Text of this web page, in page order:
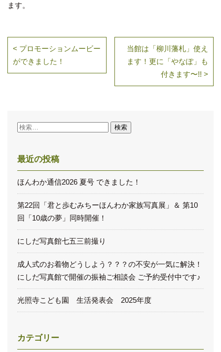
ます。
< プロモーションムービー
ができました！
当館は「柳川藩札」使え
ます！更に「やなぽ」も
付きます〜!! >
検
最近の投稿
ほんわか通信2026 夏号 できました！
第22回「君と歩むみちーほんわか家族写真展」＆ 第10
回「10歳の夢」同時開催！
にしだ写真館七五三前撮り
成人式のお着物どうしよう？？？の不安が一気に解決！
にしだ写真館で開催の振袖ご相談会 ご予約受付中です♪
光照寺こども園 生活発表会 2025年度
カテゴリー